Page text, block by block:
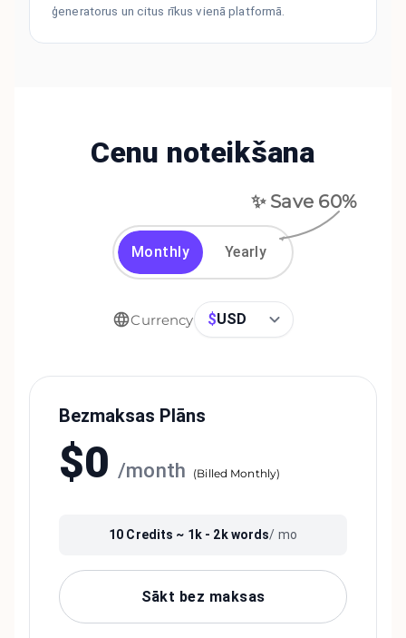
ģeneratorus un citus rīkus vienā platformā.
Cenu noteikšana
✨ Save 60%
Monthly Yearly
Currency $USD
Bezmaksas Plāns
$0 /month (Billed Monthly)
10 Credits ~ 1k - 2kwords/ mo
Sākt bez maksas